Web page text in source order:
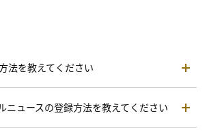
法を教えてください
ニュースの登録方法を教えてください